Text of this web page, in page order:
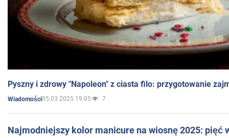
Pyszny i zdrowy "Napoleon" z ciasta filo: przygotowanie
Wiadomości05.03.2025 19:05 7
Najmodniejszy kolor manicure na wiosnę 2025: pięć